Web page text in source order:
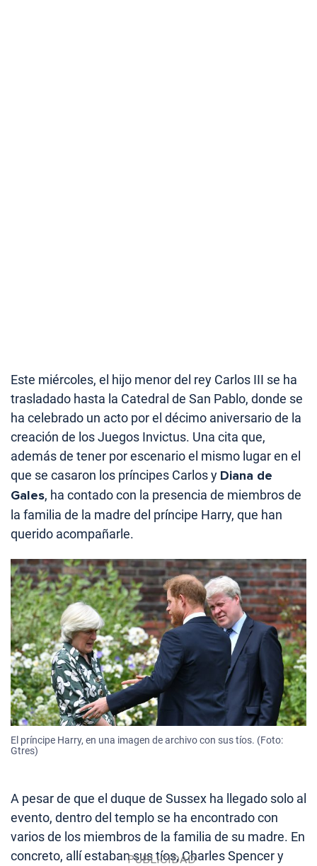
Este miércoles, el hijo menor del rey Carlos III se ha
trasladado hasta la Catedral de San Pablo, donde se
ha celebrado un acto por el décimo aniversario de la
creación de los Juegos Invictus. Una cita que,
además de tener por escenario el mismo lugar en el
que se casaron los príncipes Carlos y Diana de
Gales, ha contado con la presencia de miembros de
la familia de la madre del príncipe Harry, que han
querido acompañarle.
El príncipe Harry, en una imagen de archivo con sus tíos. (Foto:
Gtres)
A pesar de que el duque de Sussex ha llegado solo al
evento, dentro del templo se ha encontrado con
varios de los miembros de la familia de su madre. En
concreto, allí estaban sus tíos, Charles Spencer y